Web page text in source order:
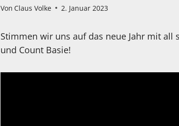
Von Claus Volke 2. Januar 2023
Stimmen wir uns auf das neue Jahr mit
und Count Basie!